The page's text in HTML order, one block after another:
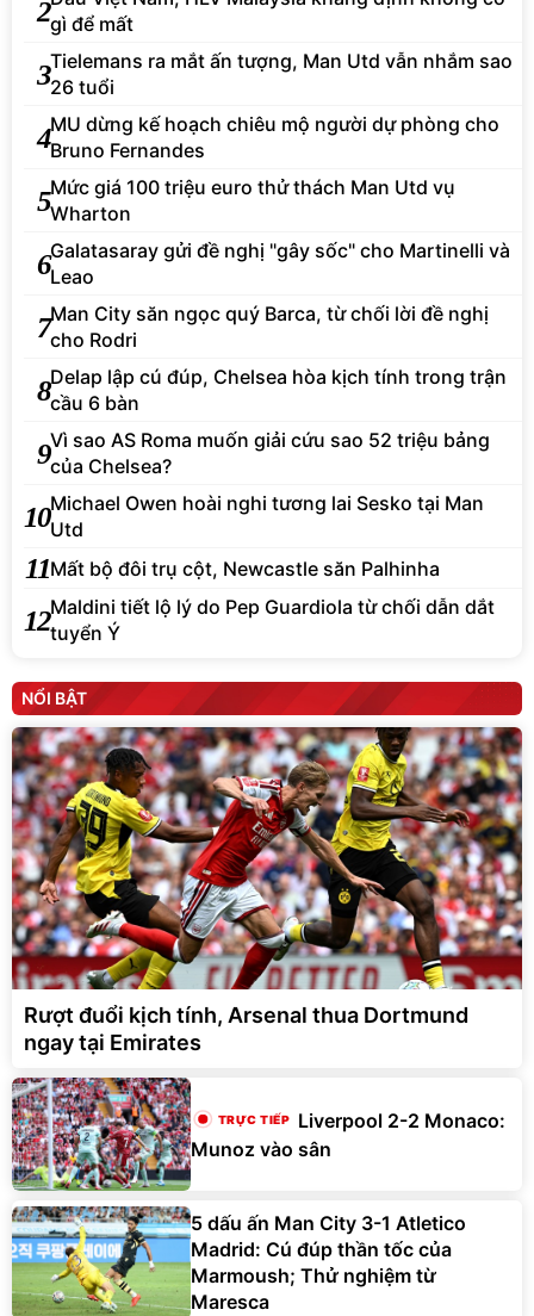
2gì để mất
3Tielemans ra mắt ấn tượng, Man Utd vẫn nhắm sao
26 tuổi
4MU dừng kế hoạch chiêu mộ người dự phòng cho
Bruno Fernandes
5Mức giá 100 triệu euro thử thách Man Utd vụ
Wharton
6Galatasaray gửi đề nghị "gây sốc" cho Martinelli và
Leao
7Man City săn ngọc quý Barca, từ chối lời đề nghị
cho Rodri
8Delap lập cú đúp, Chelsea hòa kịch tính trong trận
cầu 6 bàn
9Vì sao AS Roma muốn giải cứu sao 52 triệu bảng
của Chelsea?
10Michael Owen hoài nghi tương lai Sesko tại Man
Utd
11Mất bộ đôi trụ cột, Newcastle săn Palhinha
12Maldini tiết lộ lý do Pep Guardiola từ chối dẫn dắt
tuyển Ý
NỔI BẬT
Rượt đuổi kịch tính, Arsenal thua Dortmund
ngay tại Emirates
Liverpool 2-2 Monaco:
Munoz vào sân
5 dấu ấn Man City 3-1 Atletico
Madrid: Cú đúp thần tốc của
Marmoush; Thử nghiệm từ
Maresca